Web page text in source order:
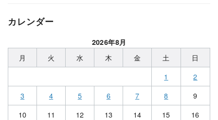
カレンダー
2026年8月
月 火 水 木 金 土
日
1
2
3
4 5 6 7 8
9
10
11 12 13 14 15
16